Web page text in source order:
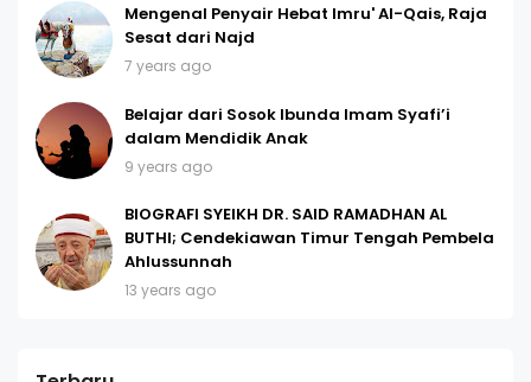
Mengenal Penyair Hebat Imru' Al-Qais, Raja
Sesat dari Najd
7 years ago
Belajar dari Sosok Ibunda Imam Syafi’i
dalam Mendidik Anak
9 years ago
BIOGRAFI SYEIKH DR. SAID RAMADHAN AL
BUTHI; Cendekiawan Timur Tengah Pembela
Ahlussunnah
13 years ago